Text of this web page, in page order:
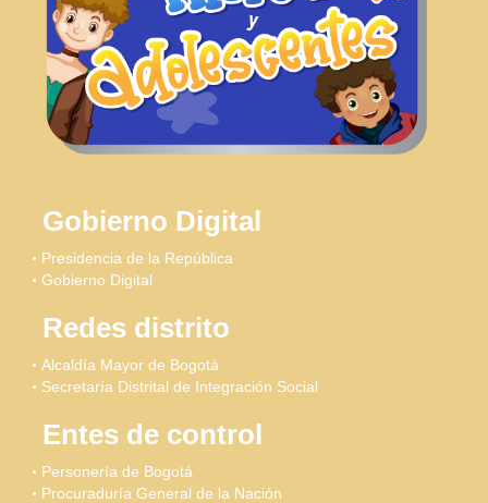
Gobierno Digital
Presidencia de la República
Gobierno Digital
Redes distrito
Alcaldía Mayor de Bogotá
Secretaría Distrital de Integración Social
Entes de control
Personería de Bogotá
Procuraduría General de la Nación